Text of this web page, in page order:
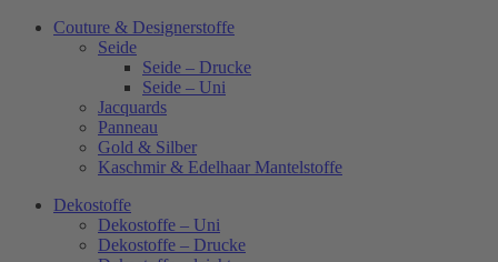
Couture & Designerstoffe
Seide
Seide – Drucke
Seide – Uni
Jacquards
Panneau
Gold & Silber
Kaschmir & Edelhaar Mantelstoffe
Dekostoffe
Dekostoffe – Uni
Dekostoffe – Drucke